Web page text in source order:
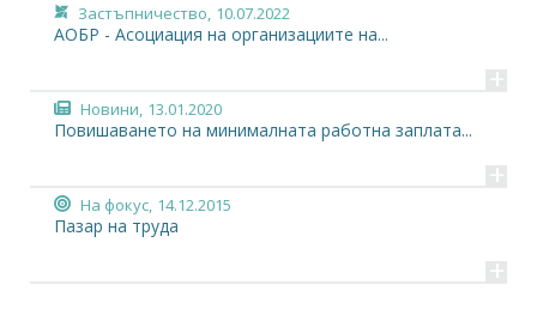
Застъпничество, 10.07.2022
АОБР - Асоциация на организациите на...
+
Новини, 13.01.2020
Повишаването на минималната работна заплата...
+
На фокус, 14.12.2015
Пазар на труда
+